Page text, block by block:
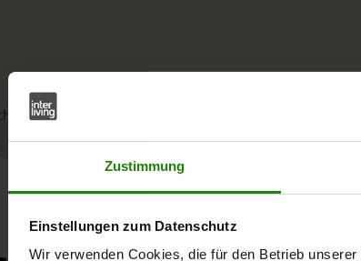
Zustimmung
Einstellungen zum Datenschutz
Wir verwenden Cookies, die für den Betrieb